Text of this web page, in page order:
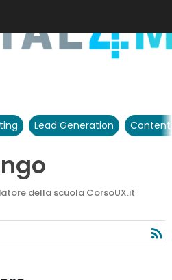
Lead Generation
della scuola CorsoUX.it